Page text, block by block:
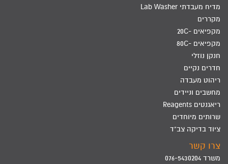
מדיח מעבדתי Lab Washer
מקררים
מקפיאים -20C
מקפיאים -80C
חנקן נוזלי
חדרים נקיים
ריהוט מעבדה
מחשבים וניידים
ריאגנטים Reagents
שרותים מיוחדים
ציוד בדיקה צב"ד
צרו קשר
משרד 076-5430204